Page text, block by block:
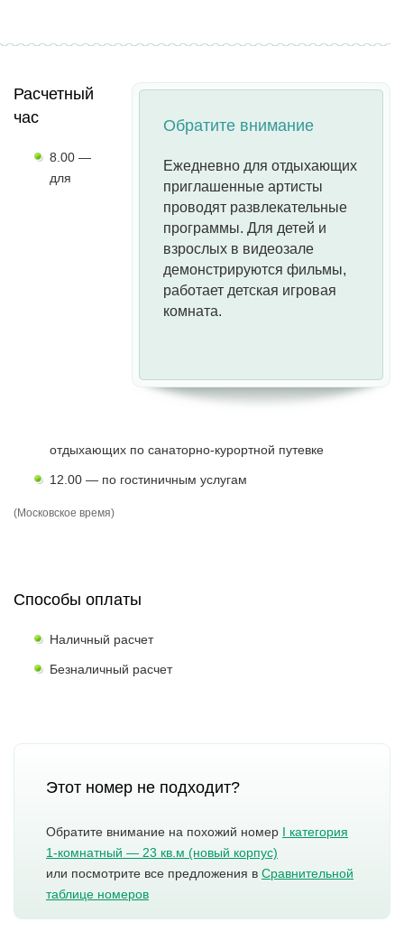
Обратите внимание
Ежедневно для отдыхающих
приглашенные артисты
проводят развлекательные
программы. Для детей и
взрослых в видеозале
демонстрируются фильмы,
работает детская игровая
комната.
Расчетный
час
8.00 —
для
отдыхающих по санаторно-курортной путевке
12.00 — по гостиничным услугам
(Московское время)
Способы оплаты
Наличный расчет
Безналичный расчет
Этот номер не подходит?
Обратите внимание на похожий номер I категория
1-комнатный — 23 кв.м (новый корпус)
или посмотрите все предложения в Сравнительной
таблице номеров